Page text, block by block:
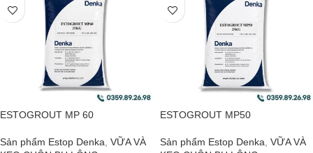
ESTOGROUT MP 60
Sản phẩm Estop Denka VỮA VÀ
ESTOGROUT MP50
Sản phẩm Estop Denka VỮA VÀ